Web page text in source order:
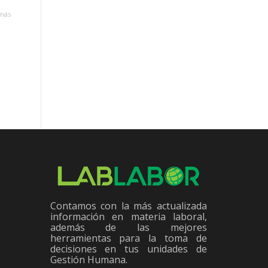
Contamos con la más actualizada
información en materia laboral,
además de las mejores
herramientas para la toma de
decisiones en tus unidades de
Gestión Humana.